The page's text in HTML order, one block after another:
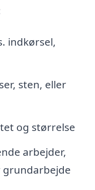
indkørsel,
sten, eller
og størrelse
arbejder,
grundarbejde